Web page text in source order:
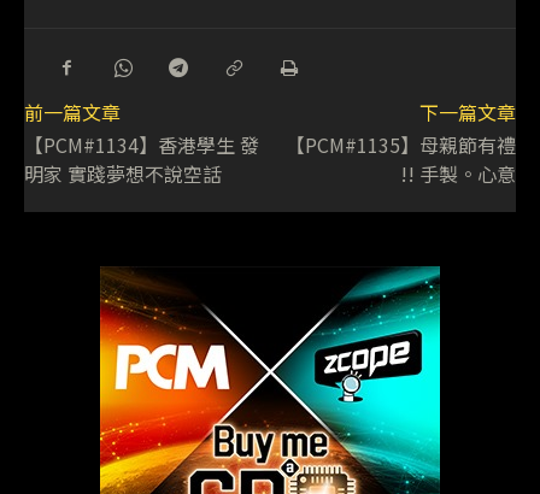
前一篇文章
【PCM#1134】香港學生 發
明家 實踐夢想不說空話
下一篇文章
【PCM#1135】母親節有禮
!! 手製。心意